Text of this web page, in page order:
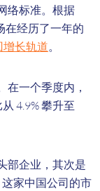
络标准。根据
在经历了一年的
增长轨道。
在一个季度内，
4.9% 攀升至
部企业，其次是
家中国公司的市